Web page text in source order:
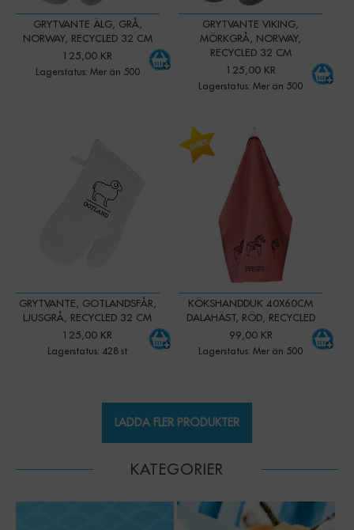
GRYTVANTE ÄLG, GRÅ,
NORWAY, RECYCLED 32 CM
125,00 KR
Lagerstatus: Mer än 500
GRYTVANTE VIKING,
MÖRKGRÅ, NORWAY,
RECYCLED 32 CM
125,00 KR
Lagerstatus: Mer än 500
GRYTVANTE, GOTLANDSFÅR,
LJUSGRÅ, RECYCLED 32 CM
125,00 KR
Lagerstatus: 428 st
KÖKSHANDDUK 40X60CM
DALAHÄST, RÖD, RECYCLED
99,00 KR
Lagerstatus: Mer än 500
Qty: +
LADDA FLER PRODUKTER
KATEGORIER